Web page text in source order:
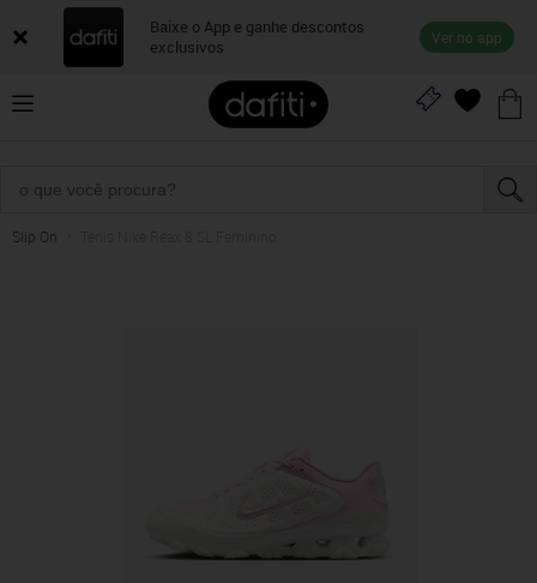
Baixe o App e ganhe descontos
exclusivos
Ver no app
Slip On